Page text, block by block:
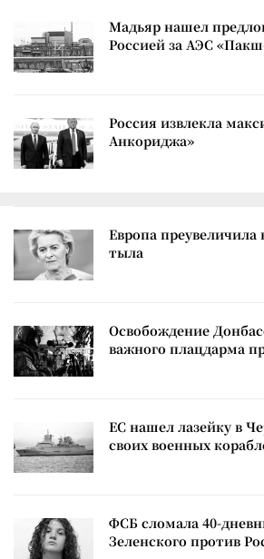
Мадьяр нашел
Россией за АЭС
Россия извлекла
Анкориджа»
Европа преувеличила
тыла
Освобождение
важного плацдарма
ЕС нашел лазейку в
своих военных
ФСБ сломала 40-
Зеленского против